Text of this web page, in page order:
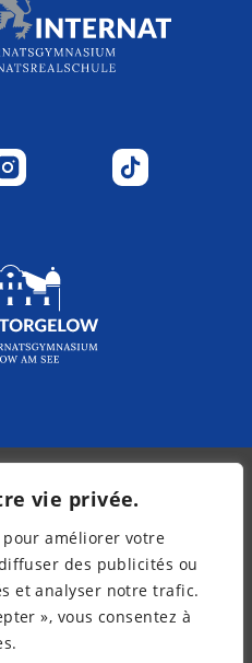
vie privée.
améliorer votre
des publicités ou
et analyser notre trafic.
», vous consentez à
Internat
légales
données